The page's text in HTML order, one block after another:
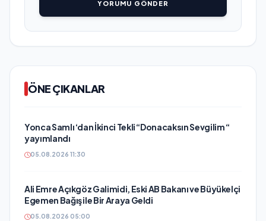
YORUMU GÖNDER
ÖNE ÇIKANLAR
Yonca Samlı ‘dan İkinci Tekli “Donacaksın Sevgilim “
yayımlandı
05.08.2026 11:30
Ali Emre Açıkgöz Galimidi, Eski AB Bakanı ve Büyükelçi
Egemen Bağış ile Bir Araya Geldi
05.08.2026 05:00